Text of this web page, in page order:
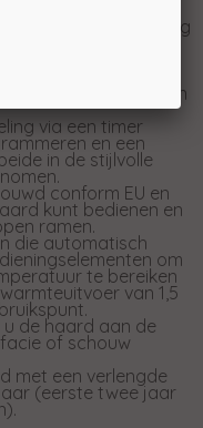
de juiste stemming
muur kunnen worden
via een timer
en een
in de stijlvolle
conform EU en
kunt bedienen en
ramen.
die automatisch
om
te bereiken
van 1,5
de haard aan de
of schouw
met een verlengde
(eerste twee jaar